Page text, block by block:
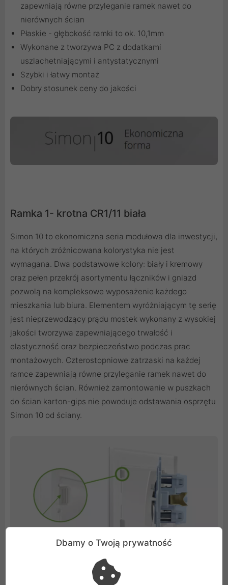
zapewniają równe przyleganie ramek nawet do
nierównych ścian
Płaskie - głębokość ramki to ok. 10,1mm
Wykonane z tworzywa PC z dodatkami
uszlachetniającymi i antystatycznymi
Szybki i łatwy montaż
Dobry stosunek ceny do jakości
Ramka 1- krotna CR1/11 biała
Simon 10 to ekonomiczna seria modułowa dla inwestycji,
na których zróżnicowana kolorystyka nie jest
wymagana. Dwa podstawowe kolory: biały i kremowy
oraz pełen przekrój asortymentu łączników i gniazd
pozwolą na kompleksowe wyposażenie każdego
mieszkania lub biura. Elementem wyróżniającym tę serię
jest nieprzewodzący prądu mostek wykonany z wysokiej
jakości tworzywa zapewniającego trwałość i
elastyczność oraz bezpieczeństwo podczas prac
montażowych. Czterostopniowe zatrzaski na każdej
ramce zapewniają równe przyleganie ramek nawet do
nierównych ścian. Również zamontowanie w puszkach
do ścian karton-gips nie powoduje odstawania osprzętu
Simon 10 od ściany.
Dbamy o Twoją prywatność